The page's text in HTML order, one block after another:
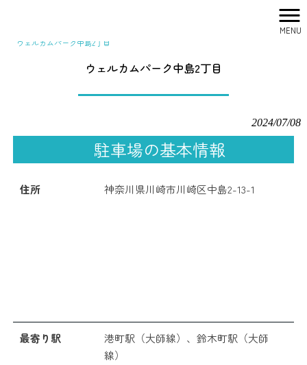
MENU
ウェルカムパーク中島2丁目
ウェルカムパーク中島2丁目
2024/07/08
駐車場の基本情報
住所 神奈川県川崎市川崎区中島2-13-1
最寄り駅
港町駅（大師線）、鈴木町駅（大師
線）